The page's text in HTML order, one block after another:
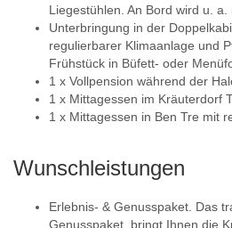
Liegestühlen. An Bord wird u.
Unterbringung in der
regulierbarer Klimaanlage und
Frühstück in Büfett- oder
1 x Vollpension während der
1 x Mittagessen im Kräuterdorf
1 x Mittagessen in Ben Tre mit
Wunschleistungen
Erlebnis- & Genusspaket. Das
Genusspaket, bringt Ihnen die